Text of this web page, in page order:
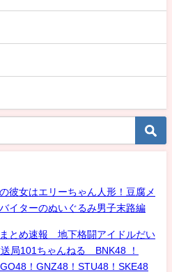
彼女はエリーちゃん人形！豆腐メ
イターのぬいぐるみ男子末路編
とめ速報 地下格闘アイドルだい
局101ちゃんねる BNK48 ！
！GNZ48！STU48！SKE48